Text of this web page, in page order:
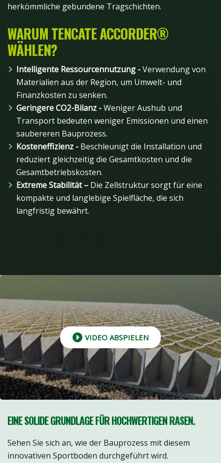
herkömmliche gebundene Tragschichten.
WARUM TENCATE ACCORDER®
WÄHLEN?
Intelligente Ressourcennutzung -Verwendung von
Materialien aus der Region, um Umwelt- und
Finanzkosten zu senken.
Geringere CO2-Bilanz -Weniger Aushub und
Transport bedeuten weniger Emissionen und einen
saubereren Bauprozess.
Kosteneffizienz - Beschleunigt die Installation und
reduziert gleichzeitig die Gesamtkosten und die
Gesamtbetriebskosten.
Extreme Stabilität – Die Zellstruktur sorgt für eine
kompakte und langlebige Spielfläche, die sich
langfristig bewährt.
VIDEO ABSPIELEN
EINE SOLIDE GRUNDLAGE FÜR HOCHWERTIGEN RASEN.
Sehen Sie sich an, wie der Bauprozess mit diesem
innovativen Sportboden durchgeführt wird.